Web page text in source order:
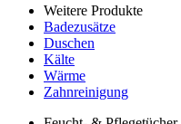
Weitere Produkte
Badezusätze
Duschen
Kälte
Wärme
Zahnreinigung